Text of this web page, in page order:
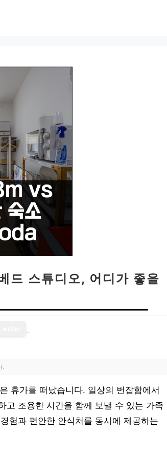
드 스튜디오, 어디가 좋을
.
휴가를 떠났습니다. 일상의 번잡함에서
고 조용한 시간을 함께 보낼 수 있는 가족
험과 편안한 안식처를 동시에 제공하는